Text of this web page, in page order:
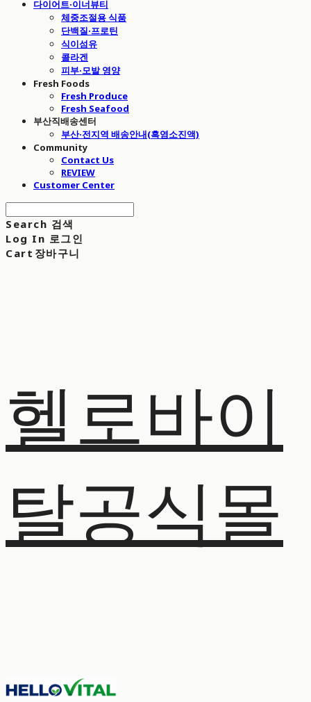
다이어트·이너뷰티
체중조절용 식품
단백질·프로틴
식이섬유
콜라겐
피부·모발 영양
Fresh Foods
Fresh Produce
Fresh Seafood
부산직배송센터
부산·전지역 배송안내(흑염소진액)
Community
Contact Us
REVIEW
Customer Center
Search 검색
Log In 로그인
Cart 장바구니
헬로바이
탈공식몰